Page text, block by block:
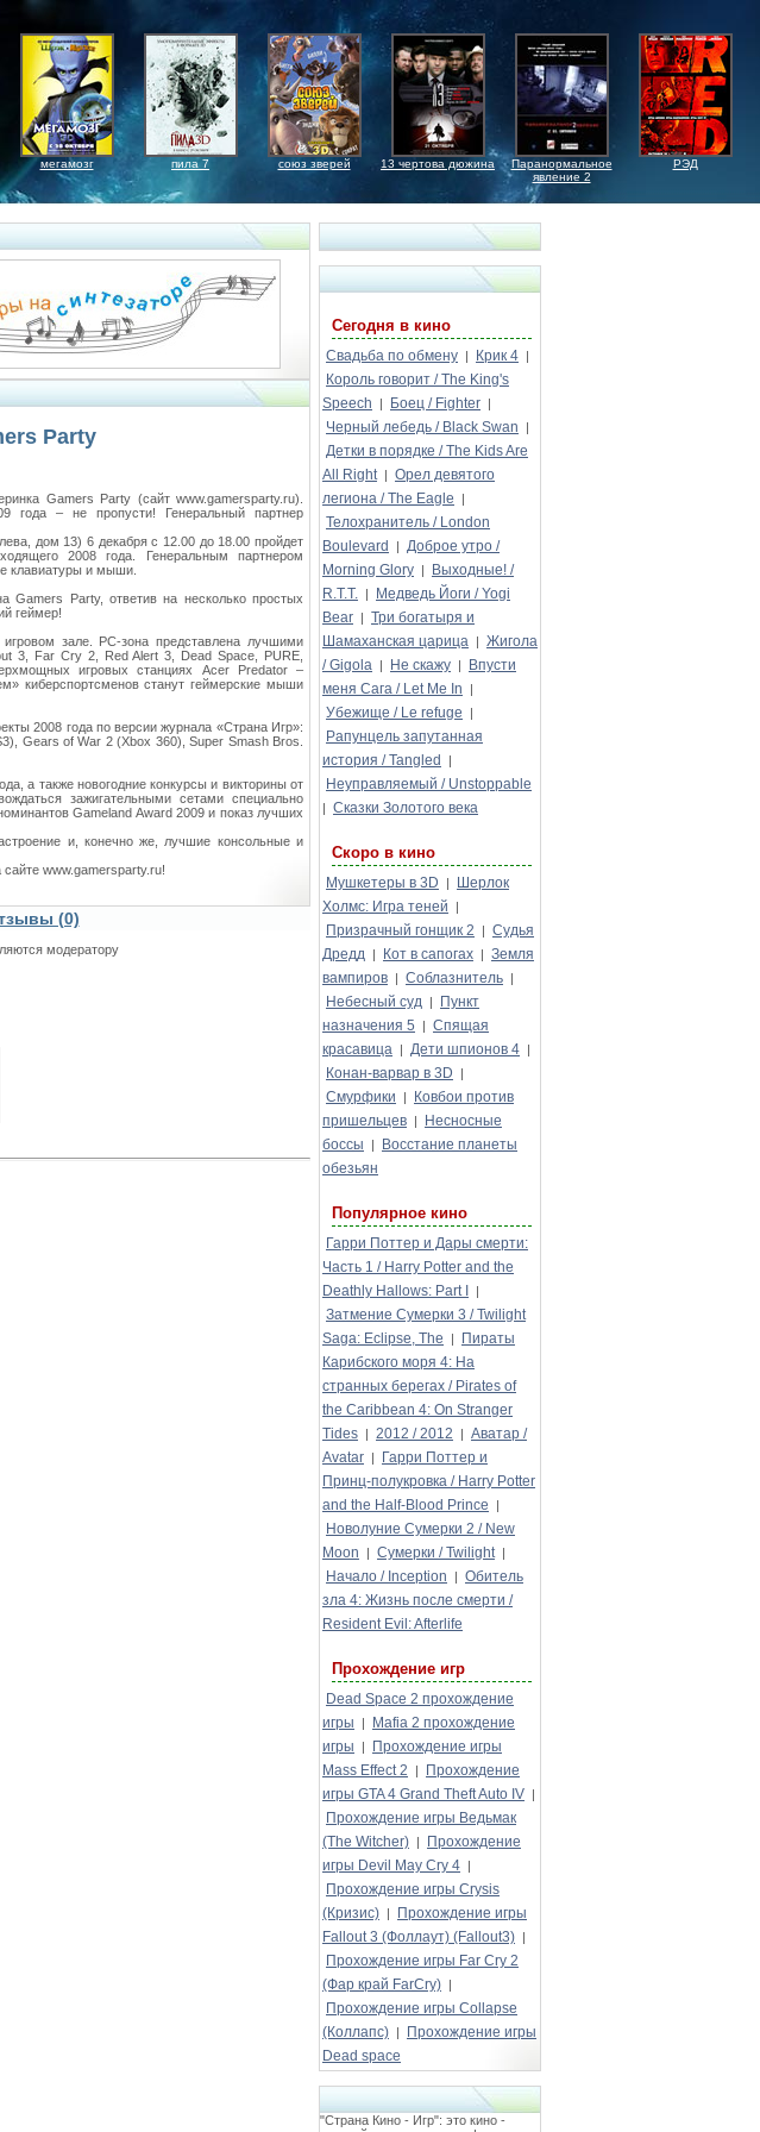
мегамозг пила 7 союз зверей 13 чертова дюжина
Паранормальное
явление 2
РЭД
Party
Gamers Party (сайт www.gamersparty.ru).
года – не пропусти! Генеральный партнер
дом 13) 6 декабря с 12.00 до 18.00 пройдет
2008 года. Генеральным партнером
клавиатуры и мыши.
Gamers Party, ответив на несколько простых
геймер!
зале. РС-зона представлена лучшими
3, Far Cry 2, Red Alert 3, Dead Space, PURE,
игровых станциях Acer Predator –
киберспортсменов станут геймерские мыши
2008 года по версии журнала «Страна Игр»:
Gears of War 2 (Xbox 360), Super Smash Bros.
а также новогодние конкурсы и викторины от
зажигательными сетами специально
Gameland Award 2009 и показ лучших
и, конечно же, лучшие консольные и
www.gamersparty.ru!
(0)
модератору
Сегодня в кино
Свадьба по обмену | Крик 4 |
Король говорит / The King's
Speech
| Боец / Fighter |
Черный лебедь / Black Swan |
Детки в порядке / The Kids Are
All Right | Орел девятого
легиона / The Eagle
|
Телохранитель / London
Boulevard
| Доброе утро /
Morning Glory |
Выходные! /
R.T.T. |
Медведь Йоги / Yogi
Bear | Три богатыря и
Шамаханская царица | Жигола
/ Gigola | Не скажу |
Впусти
меня Сага / Let Me In
|
Убежище / Le refuge |
Рапунцель запутанная
история / Tangled
|
Неуправляемый / Unstoppable
| Сказки Золотого века
Скоро в кино
Мушкетеры в 3D |
Шерлок
Холмс: Игра теней
|
Призрачный гонщик 2 | Судья
Дредд | Кот в сапогах | Земля
вампиров | Соблазнитель |
Небесный суд |
Пункт
назначения 5
| Спящая
красавица | Дети шпионов 4 |
Конан-варвар в 3D |
Смурфики |
Ковбои против
пришельцев |
Несносные
боссы
|
Восстание планеты
обезьян
Популярное кино
Гарри Поттер и Дары смерти:
Часть 1 / Harry Potter and the
Deathly Hallows: Part I
|
Затмение Сумерки 3 / Twilight
Saga: Eclipse, The
|
Пираты
Карибского моря 4: На
странных берегах / Pirates of
the Caribbean 4: On Stranger
Tides | 2012 / 2012 | Аватар /
Avatar |
Гарри Поттер и
Принц-полукровка / Harry Potter
and the Half-Blood Prince
|
Новолуние Сумерки 2 / New
Moon
| Сумерки / Twilight |
Начало / Inception | Обитель
зла 4: Жизнь после смерти /
Resident Evil: Afterlife
Прохождение игр
Dead Space 2 прохождение
игры
|
Mafia 2 прохождение
игры
|
Прохождение игры
Mass Effect 2
|
Прохождение
игры GTA 4 Grand Theft Auto IV |
Прохождение игры Ведьмак
(The Witcher) |
Прохождение
игры Devil May Cry 4 |
Прохождение игры Crysis
(Кризис) |
Прохождение игры
Fallout 3 (Фоллаут) (Fallout3) |
Прохождение игры Far Cry 2
(Фар край FarCry) |
Прохождение игры Collapse
(Коллапс) |
Прохождение игры
Dead space
"Страна Кино - Игр": это кино -